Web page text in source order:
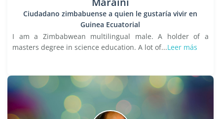
Ciudadano zimbabuense a quien le gustaría vivir en
Guinea Ecuatorial
I am a Zimbabwean multilingual male. A holder of a
masters degree in science education. A lot of...Leer más